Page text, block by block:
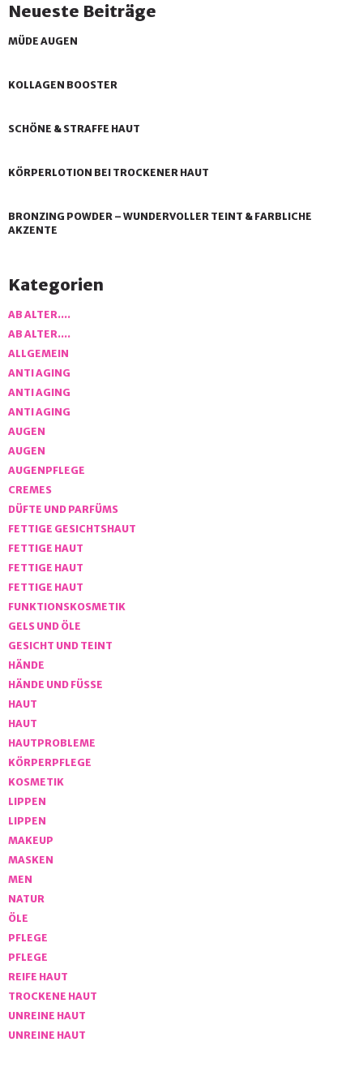
Neueste Beiträge
MÜDE AUGEN
KOLLAGEN BOOSTER
SCHÖNE & STRAFFE HAUT
KÖRPERLOTION BEI TROCKENER HAUT
BRONZING POWDER – WUNDERVOLLER TEINT & FARBLICHE
AKZENTE
Kategorien
AB ALTER….
AB ALTER….
ALLGEMEIN
ANTI AGING
ANTI AGING
ANTI AGING
AUGEN
AUGEN
AUGENPFLEGE
CREMES
DÜFTE UND PARFÜMS
FETTIGE GESICHTSHAUT
FETTIGE HAUT
FETTIGE HAUT
FETTIGE HAUT
FUNKTIONSKOSMETIK
GELS UND ÖLE
GESICHT UND TEINT
HÄNDE
HÄNDE UND FÜSSE
HAUT
HAUT
HAUTPROBLEME
KÖRPERPFLEGE
KOSMETIK
LIPPEN
LIPPEN
MAKEUP
MASKEN
MEN
NATUR
ÖLE
PFLEGE
PFLEGE
REIFE HAUT
TROCKENE HAUT
UNREINE HAUT
UNREINE HAUT